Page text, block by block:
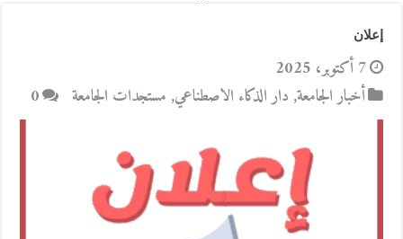
إعلان
7 أكتوبر، 2025
أخبار الجامعة, دار الذكاء الاصطناعي, مستجدات الجامعة 0